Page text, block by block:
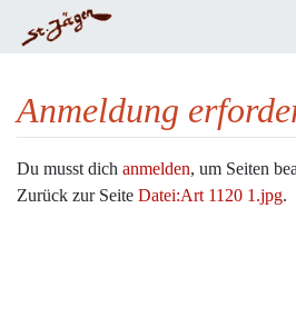
Anmeldung
Wechseln zu:Navigation, Suche
Du musst dich anmelden, um Seiten
Zurück zur Seite Datei:Art 1120 1.jpg.